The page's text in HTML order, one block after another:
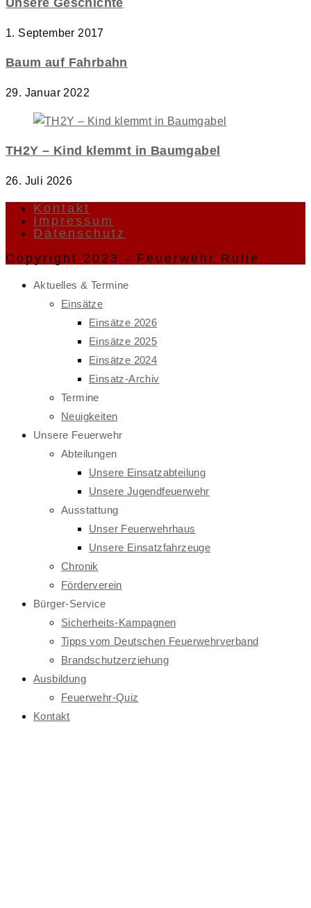
1. September 2017
Baum auf Fahrbahn
29. Januar 2022
TH2Y – Kind klemmt in Baumgabel
26. Juli 2026
Kontakt
Impressum
Datenschutz
Copyright 2023 - Feuerwehr Rulle
Aktuelles & Termine
Einsätze
Einsätze 2026
Einsätze 2025
Einsätze 2024
Einsatz-Archiv
Termine
Neuigkeiten
Unsere Feuerwehr
Abteilungen
Unsere Einsatzabteilung
Unsere Jugendfeuerwehr
Ausstattung
Unser Feuerwehrhaus
Unsere Einsatzfahrzeuge
Chronik
Förderverein
Bürger-Service
Sicherheits-Kampagnen
Tipps vom Deutschen Feuerwehrverband
Brandschutzerziehung
Ausbildung
Feuerwehr-Quiz
Kontakt